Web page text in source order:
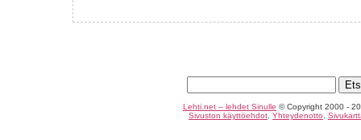
Lehti.net – lehdet Sinulle © Copyright 2000 -
Sivuston käyttöehdot Yhteydenotto